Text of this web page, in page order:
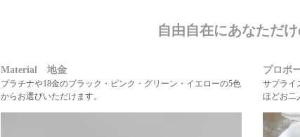
自由自在にあなただ
Material 地金
プラチナや18金のブラック・ピンク・グリーン・イエローの5色
からお選びいただけます。
プロポ
サプライ
ほどお二